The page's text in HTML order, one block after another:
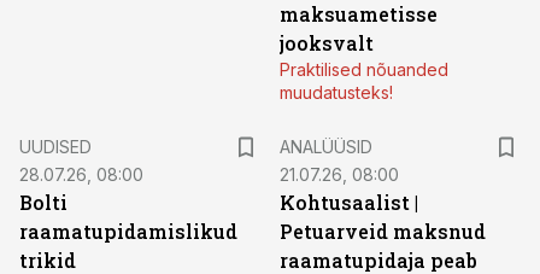
maksuametisse
jooksvalt
Praktilised nõuanded
muudatusteks!
UUDISED
28.07.26, 08:00
Bolti
raamatupidamislikud
trikid
ANALÜÜSID
21.07.26, 08:00
Kohtusaalist |
Petuarveid maksnud
raamatupidaja peab